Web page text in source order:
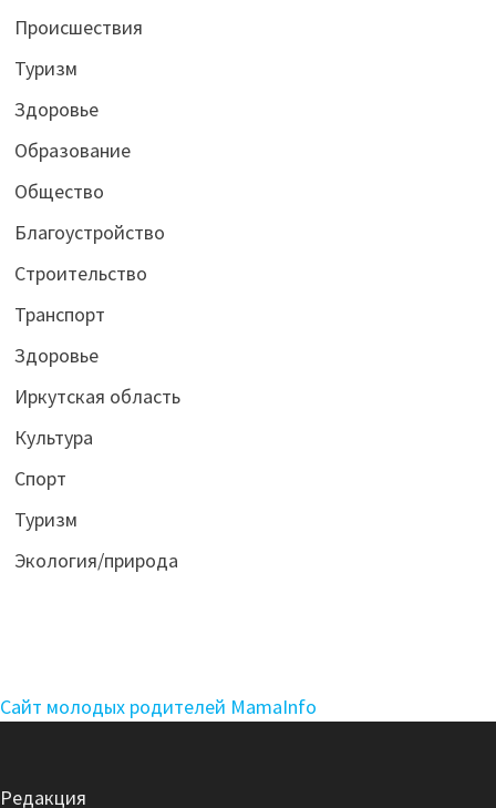
Происшествия
Туризм
Здоровье
Образование
Общество
Благоустройство
Строительство
Транспорт
Здоровье
Иркутская область
Культура
Спорт
Туризм
Экология/природа
Сайт молодых родителей MamaInfo
Редакция